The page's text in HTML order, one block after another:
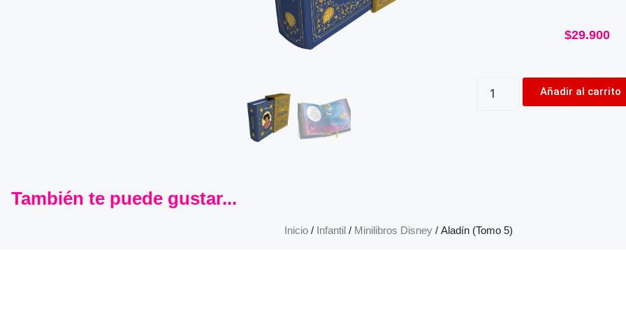
$29.900
Añadir al carrito
También te puede gustar...
Inicio/ Infantil/ Minilibros Disney/ Aladín (Tomo 5)